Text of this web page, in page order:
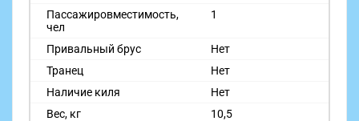
Пассажировместимость,
чел
1
Привальный брус
Нет
Транец
Нет
Наличие киля
Нет
Вес, кг
10,5